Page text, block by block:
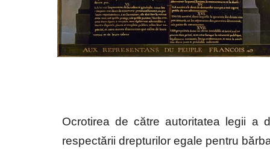
Ocrotirea de către autoritatea legii a
respectării drepturilor egale pentru